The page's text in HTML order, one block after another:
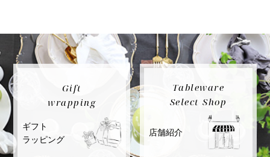
Gift
wrapping
ギフト
ラッピング
Tableware
Select Shop
店舗紹介